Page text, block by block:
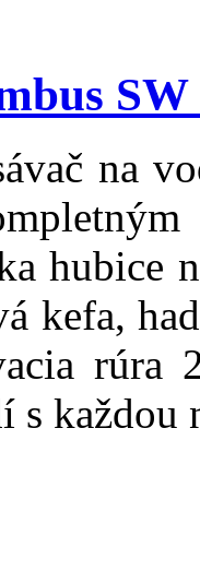
SW
na
hubice
kefa,
rúra
s každou